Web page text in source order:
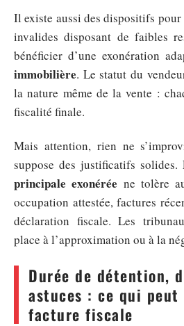
Il existe aussi des dispositifs pour
invalides disposant de faibles
bénéficier d’une exonération
immobilière. Le statut du
la nature même de la vente :
fiscalité finale.
Mais attention, rien ne
suppose des justificatifs solides.
principale exonérée ne tolère
occupation attestée, factures
déclaration fiscale. Les
place à l’approximation ou à la
Durée de détention,
astuces : ce qui
facture fiscale